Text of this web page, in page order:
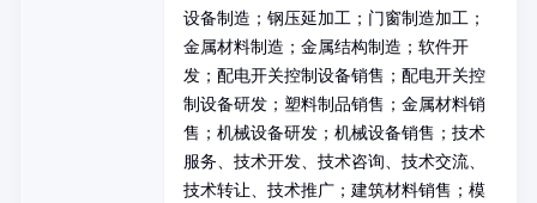
设备制造；钢压延加工；门窗制造加工；
金属材料制造；金属结构制造；软件开
发；配电开关控制设备销售；配电开关控
制设备研发；塑料制品销售；金属材料销
售；机械设备研发；机械设备销售；技术
服务、技术开发、技术咨询、技术交流、
技术转让、技术推广；建筑材料销售；模